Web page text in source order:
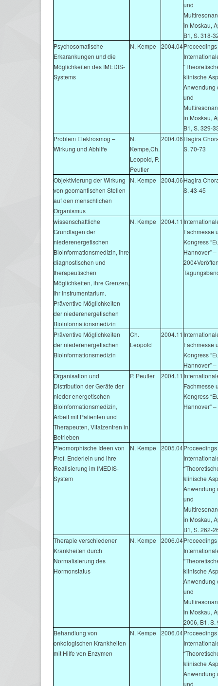
und
in Moskau,
B1, S. 318-
Psychosomatische
Erkarankungen und die
Möglichkeiten des IMEDIS-
Systems
N. Kempe 2004.04
klinische
Anwendung
und
in Moskau,
B1, S. 329-
Problem Elektrosmog –
Wirkung und Abhilfe
N.
Kempe,Ch.
Leopold, P.
Peutler
2004.06Hagira
S. 70-73
Objektivierung der Wirkung
von geomantischen Stellen
auf den menschlichen
Organismus
N. Kempe 2004.06Hagira
S. 43-45
wissenschaftliche
Grundlagen der
niederenergetischen
Bioinformationsmedizin, ihre
diagnostischen und
therapeutischen
Möglichkeiten, ihre Grenzen,
ihr Instrumentarium.
Präventive Möglichkeiten
der niederenergetischen
Bioinformationsmedizin
N. Kempe 2004.11
Fachmesse
Kongress
Hannover” –
Präventive Möglichkeiten
der niederenergetischen
Bioinformationsmedizin
Ch.
Leopold
2004.11
Fachmesse
Kongress
Hannover”
Organisation und
Distribution der Geräte der
nieder-energetischen
Bioinformationsmedizin,
Arbeit mit Patienten und
Therapeuten, Vitalzentren in
Betrieben
P. Peutler 2004.11
Fachmesse
Kongress
Hannover”
Pleomorphische Ideen von
Prof. Enderlein und ihre
Realisierung im IMEDIS-
System
N. Kempe 2005.04
klinische
Anwendung
und
in Moskau,
B1, S. 262-
Therapie verschiedener
Krankheiten durch
Normalisierung des
Hormonstatus
N. Kempe 2006.04
klinische
Anwendung
und
in Moskau,
2006, B1, S.
Behandlung von
onkologischen Krankheiten
mit Hilfe von Enzymen
N. Kempe 2006.04
klinische
Anwendung
und